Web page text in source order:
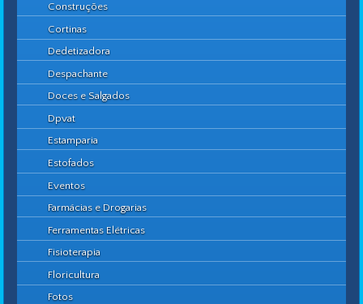
Construções
Cortinas
Dedetizadora
Despachante
Doces e Salgados
Dpvat
Estamparia
Estofados
Eventos
Farmácias e Drogarias
Ferramentas Elétricas
Fisioterapia
Floricultura
Fotos